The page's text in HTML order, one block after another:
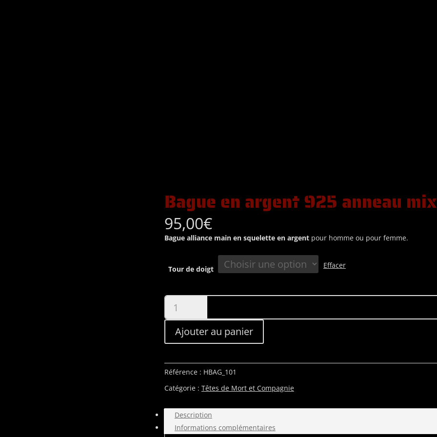
Bague en argent 925 anneau
95,00€
Bague alliance main en squelette en argentpour homme ou pour femme.
Tour de doigt Effacer
Bague
argent
anneau
squelette
Ajouter au panier
Référence : HBAG_101
Catégorie : Têtes de Mort et Compagnie
Description
Informations complémentaires